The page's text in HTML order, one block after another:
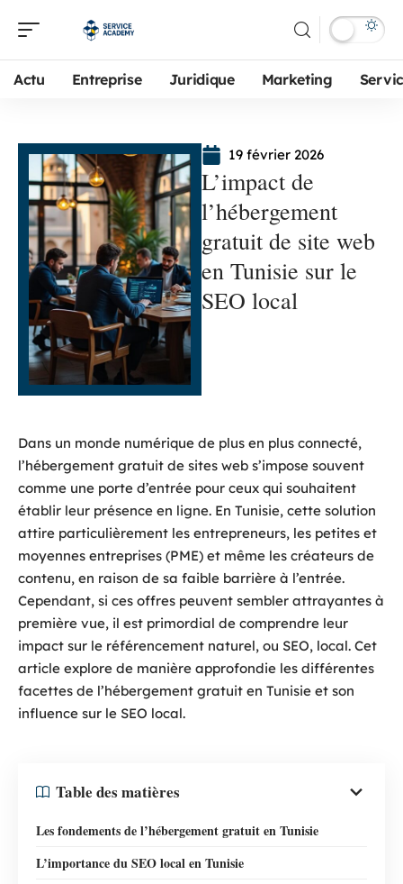
Actu Entreprise Juridique Marketing
19 février 2026
L’impact de
l’hébergement
gratuit de site web
en Tunisie sur le
SEO local
Dans un monde numérique de plus en plus connecté,
l’hébergement gratuit de sites web s’impose souvent
comme une porte d’entrée pour ceux qui souhaitent
établir leur présence en ligne. En Tunisie, cette solution
attire particulièrement les entrepreneurs, les petites et
moyennes entreprises (PME) et même les créateurs de
contenu, en raison de sa faible barrière à l’entrée.
Cependant, si ces offres peuvent sembler attrayantes à
première vue, il est primordial de comprendre leur
impact sur le référencement naturel, ou SEO, local. Cet
article explore de manière approfondie les différentes
facettes de l’hébergement gratuit en Tunisie et son
influence sur le SEO local.
Table des matières
Les fondements de l’hébergement gratuit en Tunisie
L’importance du SEO local en Tunisie